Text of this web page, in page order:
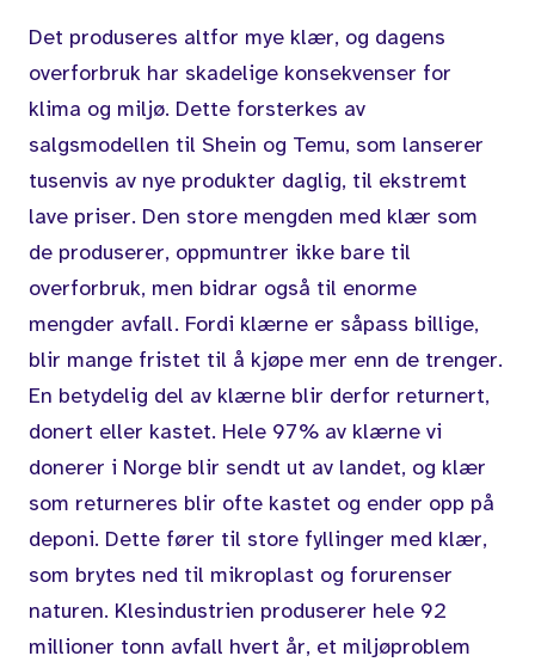
Det produseres altfor mye klær, og dagens
overforbruk har skadelige konsekvenser for
klima og miljø. Dette forsterkes av
salgsmodellen til Shein og Temu, som lanserer
tusenvis av nye produkter daglig, til ekstremt
lave priser. Den store mengden med klær som
de produserer, oppmuntrer ikke bare til
overforbruk, men bidrar også til enorme
mengder avfall. Fordi klærne er såpass billige,
blir mange fristet til å kjøpe mer enn de trenger.
En betydelig del av klærne blir derfor returnert,
donert eller kastet. Hele 97% av klærne vi
donerer i Norge blir sendt ut av landet, og klær
som returneres blir ofte kastet og ender opp på
deponi. Dette fører til store fyllinger med klær,
som brytes ned til mikroplast og forurenser
naturen. Klesindustrien produserer hele 92
millioner tonn avfall hvert år, et miljøproblem